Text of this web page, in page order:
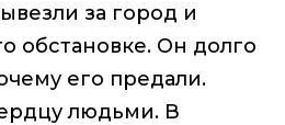
за город и
обстановке. Он долго
его предали.
людьми. В